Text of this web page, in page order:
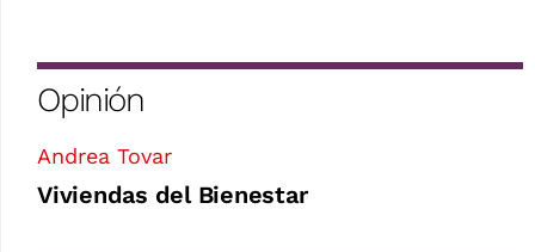
Opinión
Andrea Tovar
Viviendas del Bienestar